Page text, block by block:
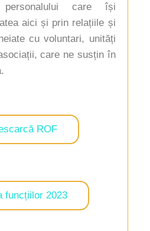
personalului care își
aici și prin relațiile și
cu voluntari, unități
care ne susțin în
ROF
funcțiilor 2023